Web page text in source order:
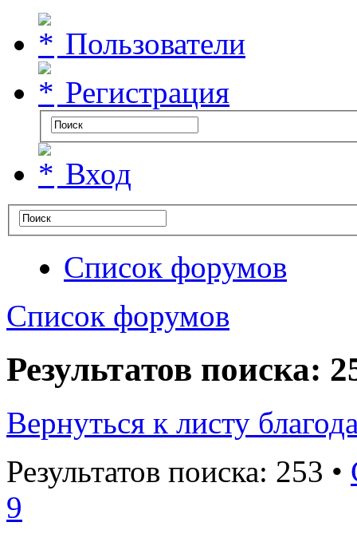
Пользователи
Регистрация
Вход
Список форумов
Список форумов
Результатов поиска:
Вернуться к листу
Результатов поиска: 253 •
9